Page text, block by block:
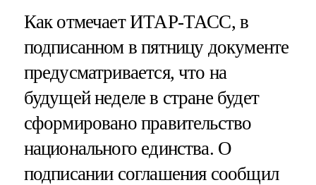
Как отмечает ИТАР-ТАСС, в
подписанном в пятницу документе
предусматривается, что на
будущей неделе в стране будет
сформировано правительство
национального единства. О
подписании соглашения сообщил